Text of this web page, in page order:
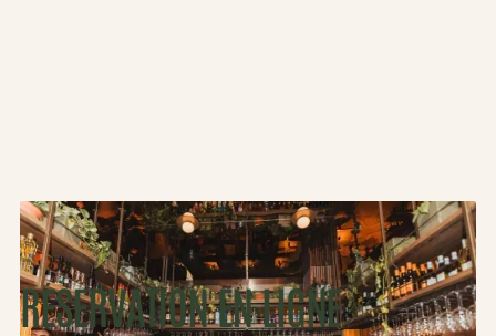
RÉSERVATIONENLIGNE